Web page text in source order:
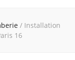
/ Installation
16